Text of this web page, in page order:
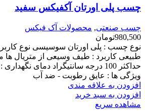
چسب پلی اورتان آکفیکس سفید
چسب صنعتی, محصولات آک فیکس
980,500تومان
نوع چسب : پلی اورتان سوسیسی نوع
طبیعی کاربرد : طیف وسیعی از متریال ها
ویژگی ها : عایق رطوبت - ضد آب
افزودن به علاقه مندی
افزودن به سبد خرید
مشاهده سریع